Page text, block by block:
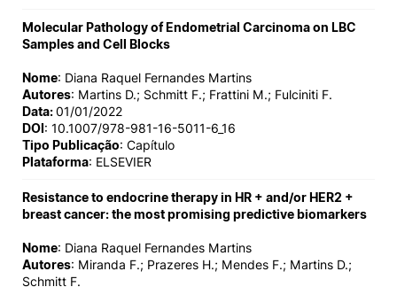
Molecular Pathology of Endometrial Carcinoma on LBC
Samples and Cell Blocks
Nome: Diana Raquel Fernandes Martins
Autores: Martins D.; Schmitt F.; Frattini M.; Fulciniti F.
Data:01/01/2022
DOI: 10.1007/978-981-16-5011-6_16
Tipo Publicação: Capítulo
Plataforma: ELSEVIER
Resistance to endocrine therapy in HR + and/or HER2 +
breast cancer: the most promising predictive biomarkers
Nome: Diana Raquel Fernandes Martins
Autores: Miranda F.; Prazeres H.; Mendes F.; Martins D.;
Schmitt F.